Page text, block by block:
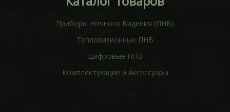
Приборы Ночного Видения (ПНВ)
Тепловизионные ПНВ
Цифровые ПНВ
Комплектующие и Аксессуары